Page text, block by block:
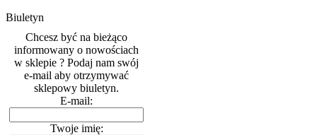
Biuletyn
Chcesz być na bieżąco
informowany o nowościach
w sklepie ? Podaj nam swój
e-mail aby otrzymywać
sklepowy biuletyn.
E-mail:
Twoje imię: